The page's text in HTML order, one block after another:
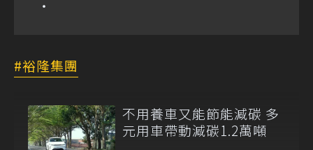
裕隆集團
不用養車又能節能減碳 多
元用車帶動減碳1.2萬噸